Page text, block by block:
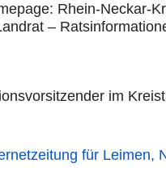
Rhein-Neckar-
–
im
für Leimen,